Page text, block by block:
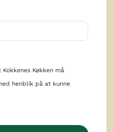
Køkken må
henblik på at kunne